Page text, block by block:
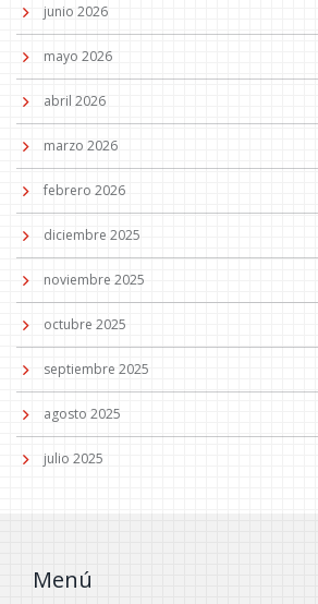
junio 2026
mayo 2026
abril 2026
marzo 2026
febrero 2026
diciembre 2025
noviembre 2025
octubre 2025
septiembre 2025
agosto 2025
julio 2025
Menú